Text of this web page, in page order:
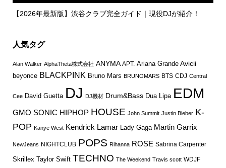
【2026年最新版】渋谷クラブ完全ガイド｜現役DJが紹介！
人気タグ
Alan Walker AlphaTheta株式会社 ANYMA APT. Ariana Grande Avicii
beyonce BLACKPINK Bruno Mars BRUNOMARS BTS CDJ Central
Cee David Guetta DJ DJ機材 Drum&Bass Dua Lipa EDM
GMO SONIC HIPHOP HOUSE John Summit Justin Bieber K-
POP Kanye West Kendrick Lamar Lady Gaga Martin Garrix
NewJeans NIGHTCLUB POPS Rihanna ROSE Sabrina Carpenter
Skrillex Taylor Swift TECHNO The Weekend Travis scott WDJF